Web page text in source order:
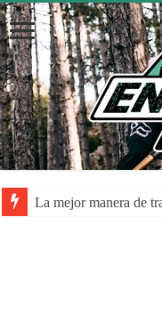
La mejor manera de
La despolarización